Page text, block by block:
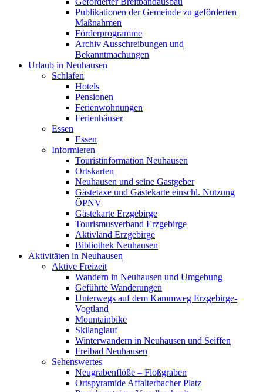
Publikationen der Gemeinde zu geförderten
Maßnahmen
Förderprogramme
Archiv Ausschreibungen und
Bekanntmachungen
Urlaub in Neuhausen
Schlafen
Hotels
Pensionen
Ferienwohnungen
Ferienhäuser
Essen
Essen
Informieren
Touristinformation Neuhausen
Ortskarten
Neuhausen und seine Gastgeber
Gästetaxe und Gästekarte einschl. Nutzung
ÖPNV
Gästekarte Erzgebirge
Tourismusverband Erzgebirge
Aktivland Erzgebirge
Bibliothek Neuhausen
Aktivitäten in Neuhausen
Aktive Freizeit
Wandern in Neuhausen und Umgebung
Geführte Wanderungen
Unterwegs auf dem Kammweg Erzgebirge-
Vogtland
Mountainbike
Skilanglauf
Winterwandern in Neuhausen und Seiffen
Freibad Neuhausen
Sehenswertes
Neugrabenflöße – Floßgraben
Ortspyramide Affalterbacher Platz